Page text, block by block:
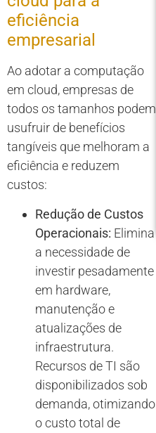
eficiência
empresarial
Ao adotar a computação
em cloud, empresas de
todos os tamanhos podem
usufruir de benefícios
tangíveis que melhoram a
eficiência e reduzem
custos:
Redução de Custos
Operacionais: Elimina
a necessidade de
investir pesadamente
em hardware,
manutenção e
atualizações de
infraestrutura.
Recursos de TI são
disponibilizados sob
demanda, otimizando
o custo total de